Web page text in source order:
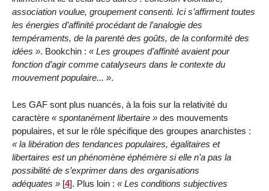
association voulue, groupement consenti. Ici s’affirment toutes
les énergies d’affinité procédant de l’analogie des
tempéraments, de la parenté des goûts, de la conformité des
idées
. Bookchin :
Les groupes d’affinité avaient pour
fonction d’agir comme catalyseurs dans le contexte du
mouvement populaire...
.
Les GAF sont plus nuancés, à la fois sur la relativité du
caractère
spontanément libertaire
des mouvements
populaires, et sur le rôle spécifique des groupes anarchistes :
la libération des tendances populaires, égalitaires et
libertaires est un phénomène éphémère si elle n’a pas la
possibilité de s’exprimer dans des organisations
adéquates
[4]. Plus loin :
Les conditions subjectives